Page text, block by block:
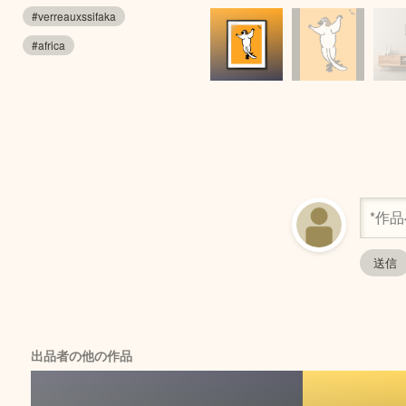
#verreauxssifaka
#africa
出品者の他の作品